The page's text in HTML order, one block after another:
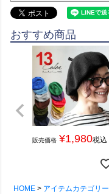
おすすめ商品
販売価格 ¥1,980税込
HOME アイテムカテゴリー